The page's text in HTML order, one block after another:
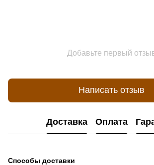
Добавьте первый
Написать отзыв
Доставка Оплата
Способы доставки